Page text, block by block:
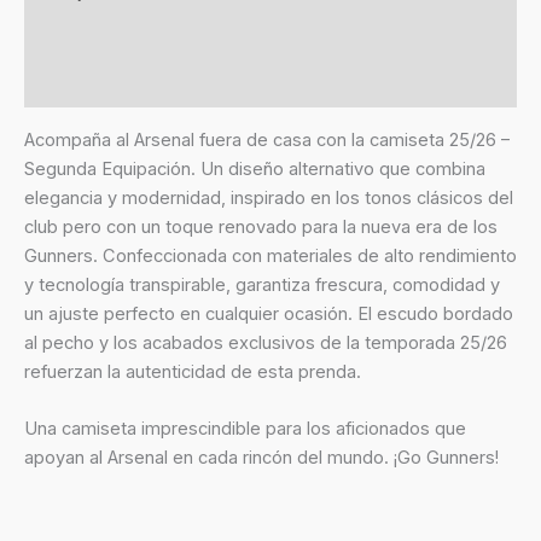
Acompaña al Arsenal fuera de casa con la camiseta 25/26 –
Segunda Equipación. Un diseño alternativo que combina
elegancia y modernidad, inspirado en los tonos clásicos del
club pero con un toque renovado para la nueva era de los
Gunners. Confeccionada con materiales de alto rendimiento
y tecnología transpirable, garantiza frescura, comodidad y
un ajuste perfecto en cualquier ocasión. El escudo bordado
al pecho y los acabados exclusivos de la temporada 25/26
refuerzan la autenticidad de esta prenda.
Una camiseta imprescindible para los aficionados que
apoyan al Arsenal en cada rincón del mundo. ¡Go Gunners!